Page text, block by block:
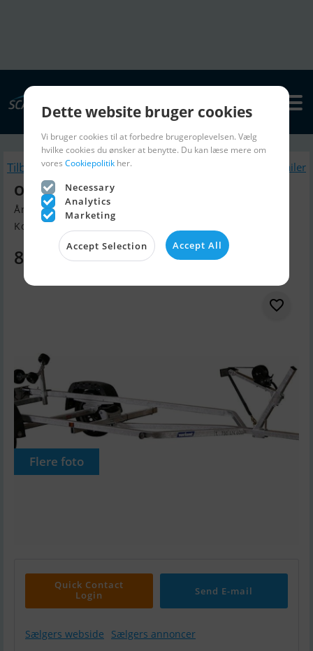
Tilbage Lignende Bådtrailer
Ocean 750
Årgang 2026, Bådtrailer til salg
Kolding, Danmark
8.475 DKK
Flere foto
Quick Contact
Login
Send E-mail
Sælgers webside Sælgers annoncer
Dette website bruger cookies
Vi bruger cookies til at forbedre brugeroplevelsen. Vælg
hvilke cookies du ønsker at benytte. Du kan læse mere om
vores Cookiepolitik her.
Necessary
Analytics
Marketing
Accept Selection Accept All